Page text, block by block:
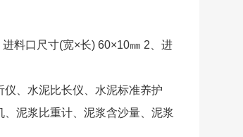
料口尺寸(宽×长) 60×10㎜ 2、进
、水泥比长仪、水泥标准养护
泥浆比重计、泥浆含沙量、泥浆